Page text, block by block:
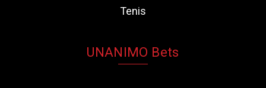
Tenis
UNANIMO Bets